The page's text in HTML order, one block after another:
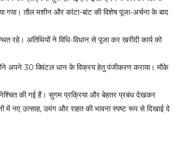
गया। तौल मशीन और कांटा-बांट की विशेष पूजा-अर्चना के बाद
रहे। अतिथियों ने विधि-विधान से पूजा कर खरीदी कार्य को
अपने 30 क्विंटल धान के विक्रय हेतु पंजीकरण कराया। मौके
की गई हैं। सुगम प्रक्रिया और बेहतर प्रबंध देखकर
में नए उत्साह, उमंग और राहत की भावना स्पष्ट रूप से दिखाई दे